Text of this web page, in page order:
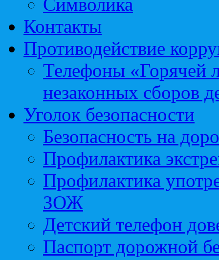
Контакты
Противодействие
Телефоны «Горячей
незаконных сборов
Уголок безопасности
Безопасность на
Профилактика
Профилактика
ЗОЖ
Детский телефон
Паспорт дорожной